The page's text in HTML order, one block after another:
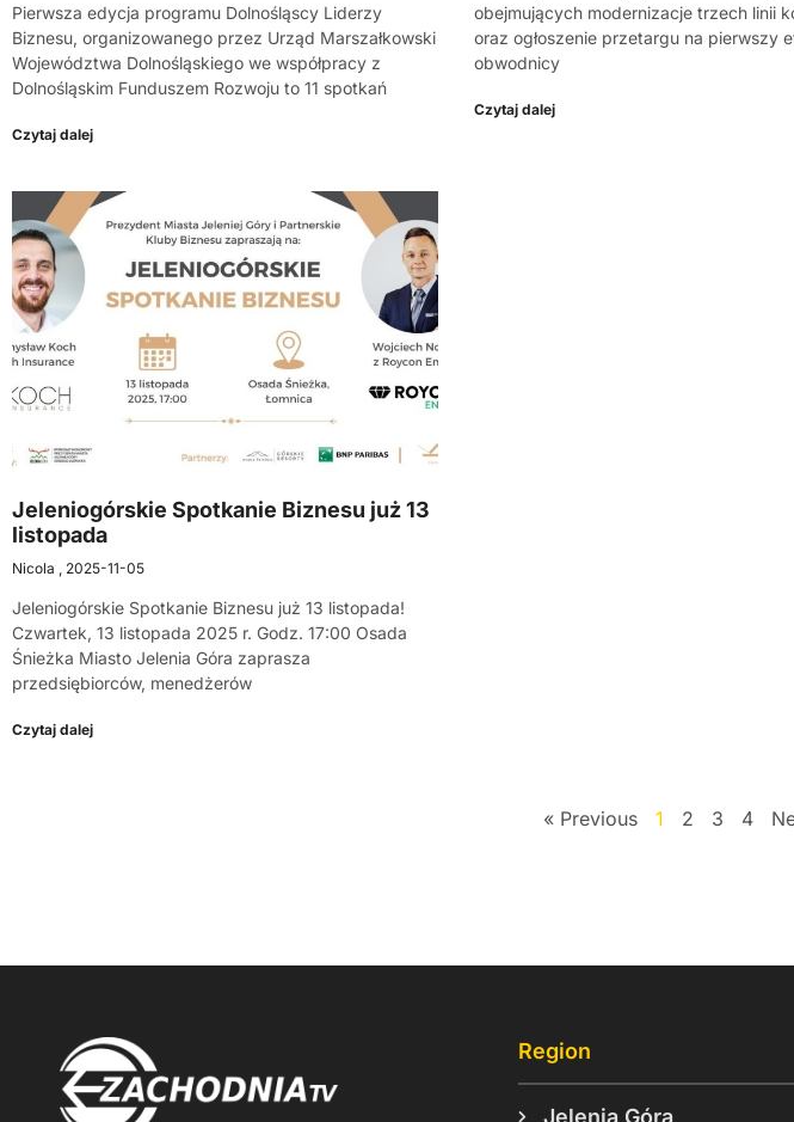
Pierwsza edycja programu Dolnośląscy Liderzy
Biznesu, organizowanego przez Urząd Marszałkowski
Województwa Dolnośląskiego we współpracy z
Dolnośląskim Funduszem Rozwoju to 11 spotkań
Czytaj dalej
obejmujących modernizacje trzech linii
oraz ogłoszenie przetargu na pierwszy
obwodnicy
Czytaj dalej
Jeleniogórskie Spotkanie Biznesu już 13
listopada
Nicola 2025-11-05
Jeleniogórskie Spotkanie Biznesu już 13 listopada!
Czwartek, 13 listopada 2025 r. Godz. 17:00 Osada
Śnieżka Miasto Jelenia Góra zaprasza
przedsiębiorców, menedżerów
Czytaj dalej
« Previous 1 2 3 4
Region
Jelenia Góra